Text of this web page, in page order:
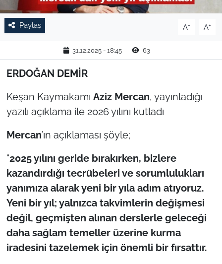
Paylaş A- A+
31.12.2025 - 18:45 63
ERDOĞAN DEMİR
Keşan Kaymakamı Aziz Mercan, yayınladığı
yazılı açıklama ile 2026 yılını kutladı
Mercan’ın açıklaması şöyle;
“2025 yılını geride bırakırken, bizlere
kazandırdığı tecrübeleri ve sorumlulukları
yanımıza alarak yeni bir yıla adım atıyoruz.
Yeni bir yıl; yalnızca takvimlerin değişmesi
değil, geçmişten alınan derslerle geleceği
daha sağlam temeller üzerine kurma
iradesini tazelemek için önemli bir fırsattır.
RESMİ İLAN
SPOR
YAŞAM
TEKİRDAĞ
KIRKLARELİ
ÇANAKKALE
TÜRKİYE
Bölge
Güvenlik